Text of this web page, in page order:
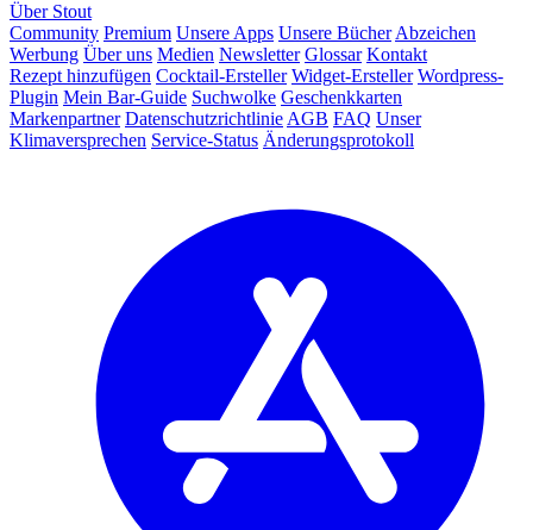
Über Stout
Community Premium Unsere Apps Unsere Bücher Abzeichen
Werbung Über uns Medien Newsletter Glossar Kontakt
Rezept hinzufügen Cocktail-Ersteller Widget-Ersteller Wordpress-
Plugin Mein Bar-Guide Suchwolke Geschenkkarten
Markenpartner Datenschutzrichtlinie AGB FAQ Unser
Klimaversprechen Service-Status Änderungsprotokoll